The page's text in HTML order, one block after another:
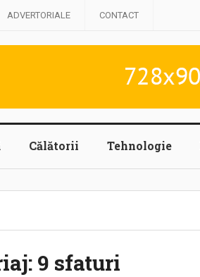
ADVERTORIALE CONTACT
Călătorii Tehnologie
9 sfaturi